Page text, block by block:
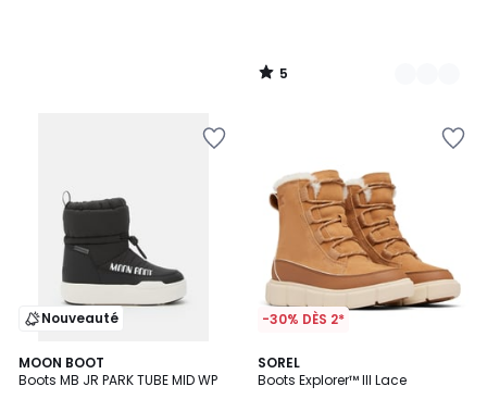
5
/
Nouveauté
MOON BOOT
Boots MB JR PARK TUBE MID WP
-30% DÈS 2*
SOREL
Boots Explorer™ III Lace